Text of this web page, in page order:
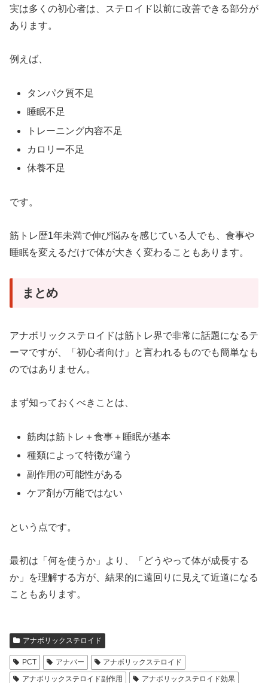
実は多くの初心者は、ステロイド以前に改善できる部分が
あります。
例えば、
タンパク質不足
睡眠不足
トレーニング内容不足
カロリー不足
休養不足
です。
筋トレ歴1年未満で伸び悩みを感じている人でも、食事や
睡眠を変えるだけで体が大きく変わることもあります。
まとめ
アナボリックステロイドは筋トレ界で非常に話題になるテ
ーマですが、「初心者向け」と言われるものでも簡単なも
のではありません。
まず知っておくべきことは、
筋肉は筋トレ＋食事＋睡眠が基本
種類によって特徴が違う
副作用の可能性がある
ケア剤が万能ではない
という点です。
最初は「何を使うか」より、「どうやって体が成長する
か」を理解する方が、結果的に遠回りに見えて近道になる
こともあります。
アナボリックステロイド
PCT アナバー
アナボリックステロイド
アナボリックステロイド副作用
アナボリックステロイド効果